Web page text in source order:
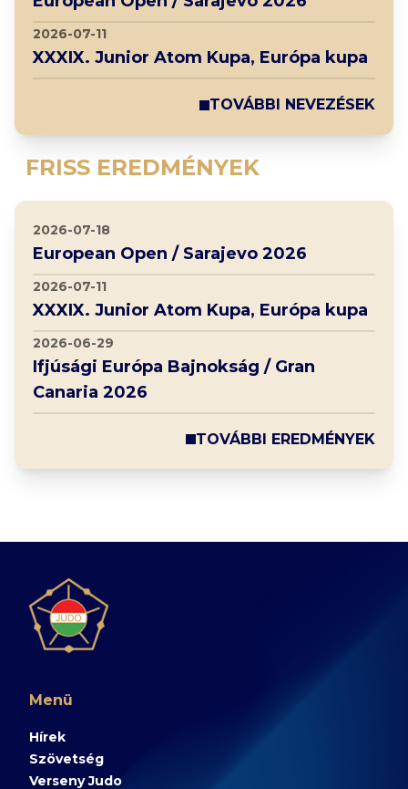
FRISS EREDMÉNYEK
2026-07-11
XXXIX. Junior Atom Kupa, Európa kupa
TOVÁBBI NEVEZÉSEK
2026-07-18
European Open / Sarajevo 2026
2026-07-11
XXXIX. Junior Atom Kupa, Európa kupa
2026-06-29
Ifjúsági Európa Bajnokság / Gran
Canaria 2026
TOVÁBBI EREDMÉNYEK
Menü
Hírek
Szövetség
Verseny Judo